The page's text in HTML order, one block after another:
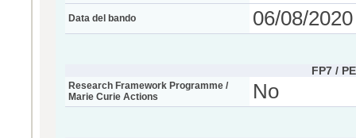
Data del bando 06/08/2020
FP7 /
Research Framework Programme /
Marie Curie Actions
No